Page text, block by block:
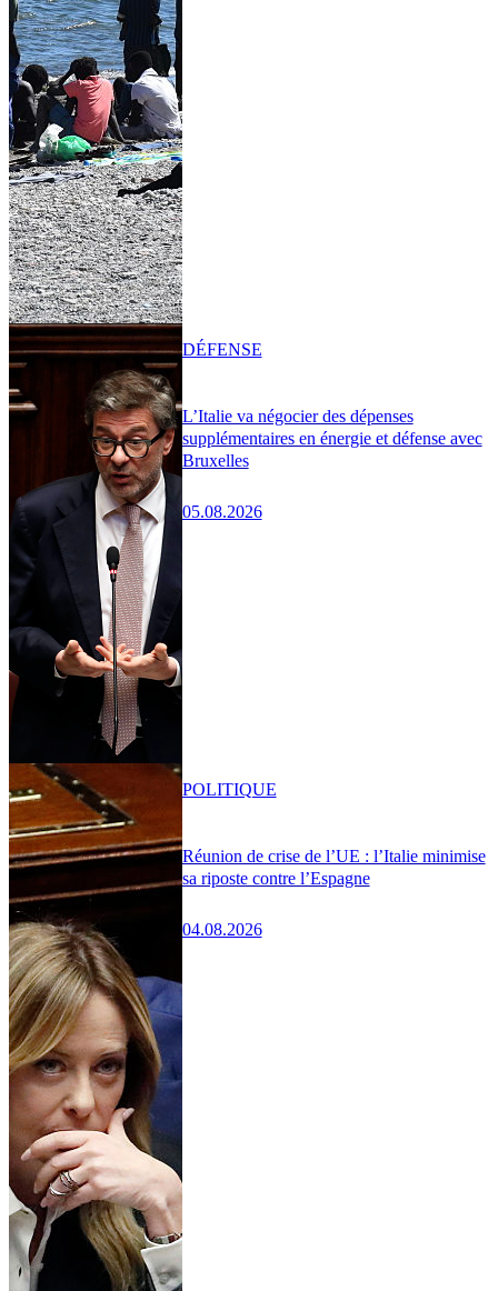
L’Italie va négocier des dépenses
supplémentaires en énergie et défense avec
Bruxelles
05.08.2026
DÉFENSE
Réunion de crise de l’UE : l’Italie minimise
sa riposte contre l’Espagne
04.08.2026
POLITIQUE